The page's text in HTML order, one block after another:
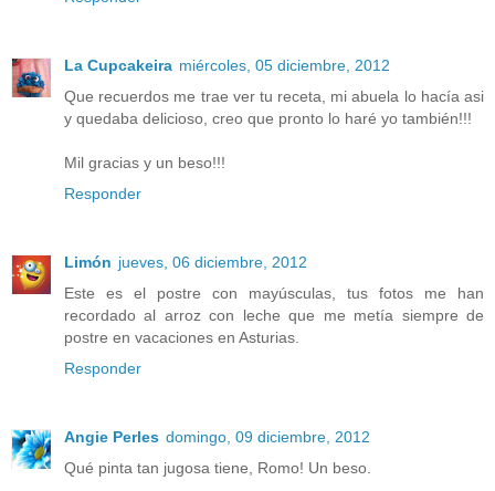
La Cupcakeira miércoles, 05 diciembre, 2012
Que recuerdos me trae ver tu receta, mi abuela lo hacía asi
y quedaba delicioso, creo que pronto lo haré yo también!!!
Mil gracias y un beso!!!
Responder
Limón jueves, 06 diciembre, 2012
Este es el postre con mayúsculas, tus fotos me han
recordado al arroz con leche que me metía siempre de
postre en vacaciones en Asturias.
Responder
Angie Perles domingo, 09 diciembre, 2012
Qué pinta tan jugosa tiene, Romo! Un beso.